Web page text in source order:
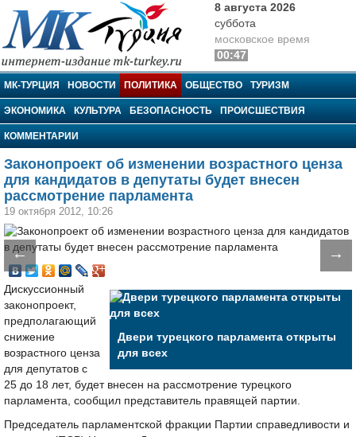
МК-Турция
8 августа 2026
суббота
московское время
00:47
МК-ТУРЦИЯ НОВОСТИ ПОЛИТИКА ОБЩЕСТВО ТУРИЗМ
ЭКОНОМИКА КУЛЬТУРА БЕЗОПАСНОСТЬ ПРОИСШЕСТВИЯ
КОММЕНТАРИИ
Законопроект об изменении возрастного ценза
для кандидатов в депутаты будет внесен
рассмотрение парламента
19 октября 2012, 10:26
← →
Двери турецкого парламента открыты
для всех
Дискуссионный
законопроект,
предполагающий
снижение
возрастного ценза
для депутатов с
25 до 18 лет, будет внесен на рассмотрение турецкого
парламента, сообщил представитель правящей партии.
Председатель парламентской фракции Партии справедливости и